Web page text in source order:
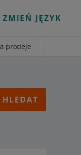
ZMIEŃ JĘZYK
prodeje